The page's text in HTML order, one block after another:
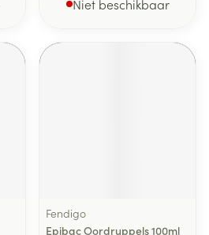
Niet beschikbaar
Fendigo
Epibac Oordruppels 100ml